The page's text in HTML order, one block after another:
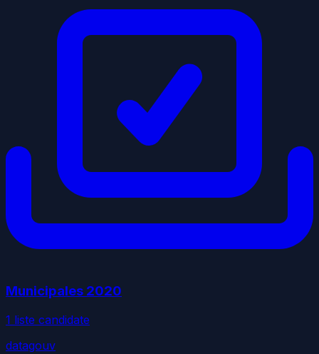
Municipales 2020
1 liste candidate
datagouv